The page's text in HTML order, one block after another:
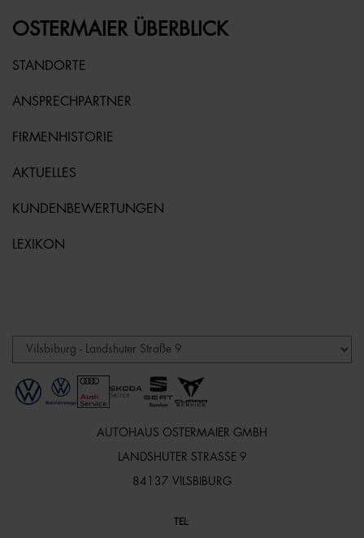
OSTERMAIER ÜBERBLICK
STANDORTE
ANSPRECHPARTNER
FIRMENHISTORIE
AKTUELLES
KUNDENBEWERTUNGEN
LEXIKON
AUTOHAUS OSTERMAIER GMBH
LANDSHUTER STRASSE 9
84137 VILSBIBURG
TEL :